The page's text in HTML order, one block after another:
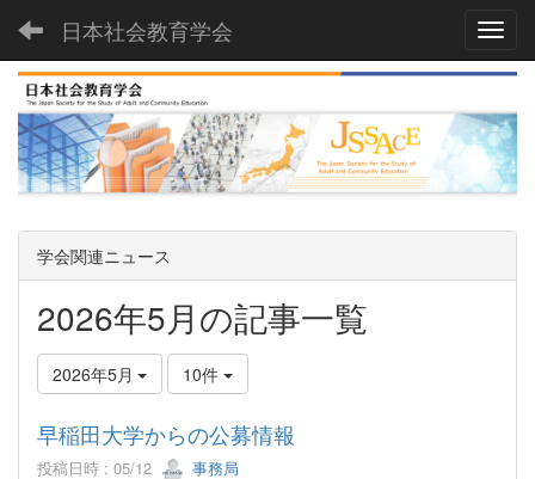
日本社会教育学会
学会関連ニュース
2026年5月の記事一覧
2026年5月 10件
早稲田大学からの公募情報
投稿日時 : 05/12 事務局